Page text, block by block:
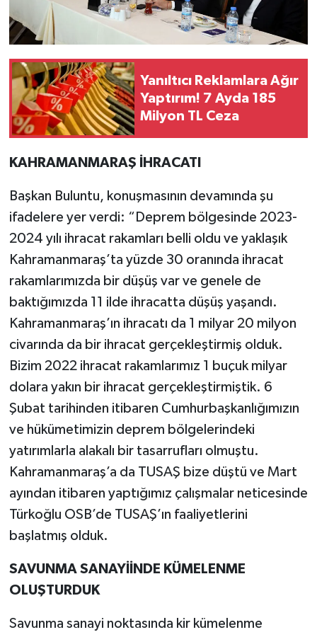
Yanıltıcı Reklamlara Ağır
Yaptırım! 7 Ayda 185
Milyon TL Ceza
KAHRAMANMARAŞ İHRACATI
Başkan Buluntu, konuşmasının devamında şu
ifadelere yer verdi: “Deprem bölgesinde 2023-
2024 yılı ihracat rakamları belli oldu ve yaklaşık
Kahramanmaraş’ta yüzde 30 oranında ihracat
rakamlarımızda bir düşüş var ve genele de
baktığımızda 11 ilde ihracatta düşüş yaşandı.
Kahramanmaraş’ın ihracatı da 1 milyar 20 milyon
civarında da bir ihracat gerçekleştirmiş olduk.
Bizim 2022 ihracat rakamlarımız 1 buçuk milyar
dolara yakın bir ihracat gerçekleştirmiştik. 6
Şubat tarihinden itibaren Cumhurbaşkanlığımızın
ve hükümetimizin deprem bölgelerindeki
yatırımlarla alakalı bir tasarrufları olmuştu.
Kahramanmaraş’a da TUSAŞ bize düştü ve Mart
ayından itibaren yaptığımız çalışmalar neticesinde
Türkoğlu OSB’de TUSAŞ’ın faaliyetlerini
başlatmış olduk.
SAVUNMA SANAYİİNDE KÜMELENME
OLUŞTURDUK
Savunma sanayi noktasında kir kümelenme